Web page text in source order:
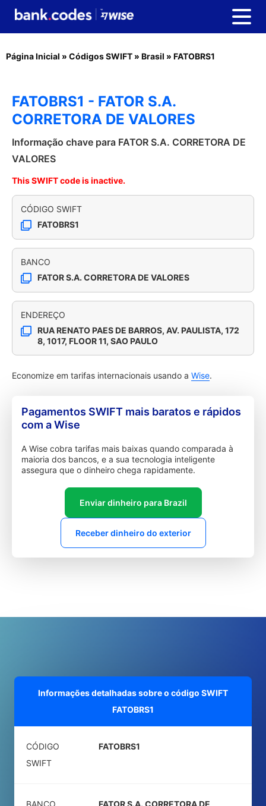
Página Inicial » Códigos SWIFT » Brasil » FATOBRS1
FATOBRS1 - FATOR S.A.
CORRETORA DE VALORES
Informação chave para FATOR S.A. CORRETORA DE
VALORES
This SWIFT code is inactive.
CÓDIGO SWIFT
FATOBRS1
BANCO
FATOR S.A. CORRETORA DE VALORES
ENDEREÇO
RUA RENATO PAES DE BARROS, AV. PAULISTA, 172
8, 1017, FLOOR 11, SAO PAULO
Economize em tarifas internacionais usando a Wise.
Pagamentos SWIFT mais baratos e rápidos
com a Wise
A Wise cobra tarifas mais baixas quando comparada à
maioria dos bancos, e a sua tecnologia inteligente
assegura que o dinheiro chega rapidamente.
Enviar dinheiro para Brazil
Receber dinheiro do exterior
Informações detalhadas sobre o código SWIFT
FATOBRS1
CÓDIGO
SWIFT
FATOBRS1
BANCO
FATOR S.A. CORRETORA DE